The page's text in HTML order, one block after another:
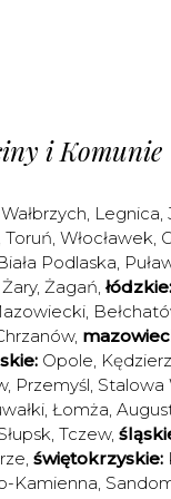
i Komunie
Wałbrzych, Legnica,
Toruń, Włocławek,
Podlaska,
Żary, Żagań, łódzkie:
,
,
Opole,
, Przemyśl, Stalowa
, Łomża,
, Tczew,
, świętokrzyskie:
Kamienna,